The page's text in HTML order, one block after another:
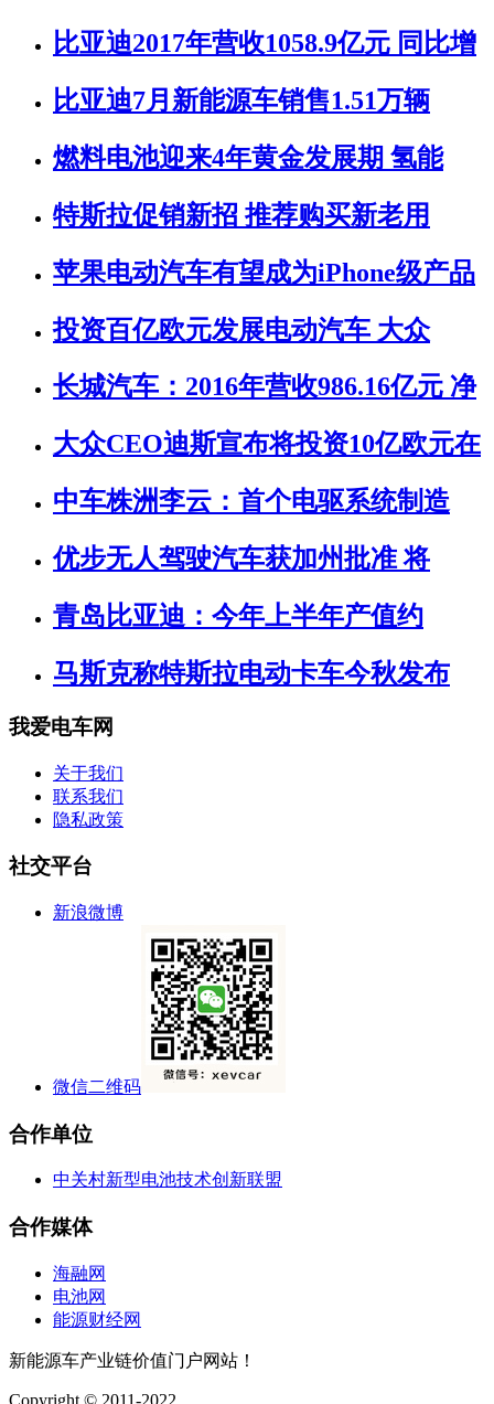
比亚迪2017年营收1058.9亿元 同比增
比亚迪7月新能源车销售1.51万辆
燃料电池迎来4年黄金发展期 氢能
特斯拉促销新招 推荐购买新老用
苹果电动汽车有望成为iPhone级产品
投资百亿欧元发展电动汽车 大众
长城汽车：2016年营收986.16亿元 净
大众CEO迪斯宣布将投资10亿欧元在
中车株洲李云：首个电驱系统制造
优步无人驾驶汽车获加州批准 将
青岛比亚迪：今年上半年产值约
马斯克称特斯拉电动卡车今秋发布
我爱电车网
关于我们
联系我们
隐私政策
社交平台
新浪微博
微信二维码
合作单位
中关村新型电池技术创新联盟
合作媒体
海融网
电池网
能源财经网
新能源车产业链价值门户网站！
Copyright © 2011-2022